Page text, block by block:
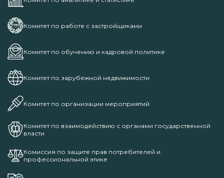
Комитет по работе с застройщиками
Комитет по обучению и кадровой политике
Комитет по зарубежной недвижимости
Комитет по организации мероприятий
Комитет по взаимодействию с органами государственной
власти
Комиссия по защите прав потребителей и
профессиональной этике